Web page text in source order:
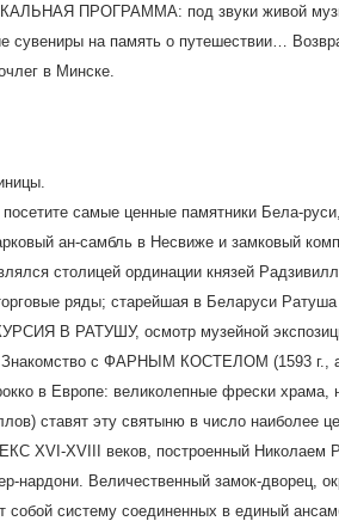
ПРОГРАММА: под звуки живой
на память о путешествии…
в Минске.
самые ценные памятники Бела-
ан-самбль в Несвиже и замковый
столицей ординации князей
ряды; старейшая в Беларуси
В РАТУШУ, осмотр музейной
Знакомство с ФАРНЫМ КОСТЕЛОМ (1593 г.,
в Европе: великолепные фрески храма,
ставят эту святыню в число наиболее
XVIII веков, построенный Николаем
нардони. Величественный замок-дворец,
систему соединенных в единый